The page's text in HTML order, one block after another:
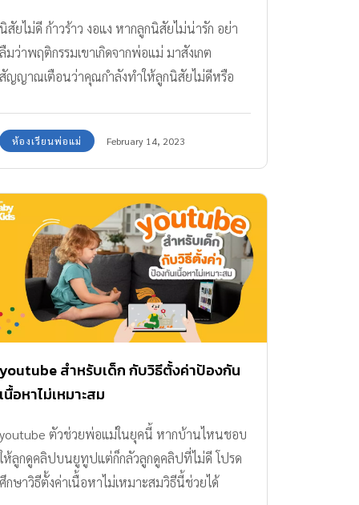
นิสัยไม่ดี ก้าวร้าว งอแง หากลูกนิสัยไม่น่ารัก อย่า
ลืมว่าพฤติกรรมเขาเกิดจากพ่อแม่ มาสังเกต
สัญญาณเตือนว่าคุณกำลังทำให้ลูกนิสัยไม่ดีหรือ
ห้องเรียนพ่อแม่ February 14, 2023
youtube สำหรับเด็ก กับวิธีตั้งค่าป้องกัน
เนื้อหาไม่เหมาะสม
youtube ตัวช่วยพ่อแม่ในยุคนี้ หากบ้านไหนชอบ
ให้ลูกดูคลิปบนยูทูปแต่ก็กลัวลูกดูคลิปที่ไม่ดี โปรด
ศึกษาวิธีตั้งค่าเนื้อหาไม่เหมาะสมวิธีนี้ช่วยได้